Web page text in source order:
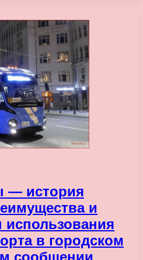
— история
и
использования
в городском
сообщении